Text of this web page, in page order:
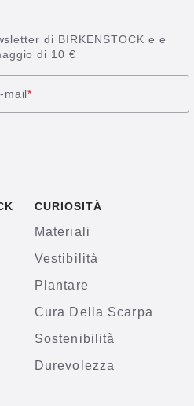
di BIRKENSTOCK e e
di 10 €
mail*
CURIOSITÀ
Materiali
Vestibilità
Plantare
Cura Della Scarpa
Sostenibilità
Durevolezza